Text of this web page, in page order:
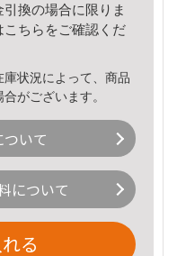
換の場合に限りま
こちら をご確認くだ
状況によって、商品
がございます。
いて
について
る